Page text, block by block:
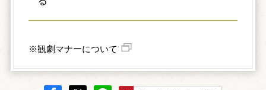
※観劇マナーについて